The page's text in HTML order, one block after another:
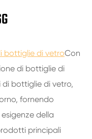
bottiglie di vetroCon
di bottiglie di
di bottiglie di vetro,
fornendo
della
principali